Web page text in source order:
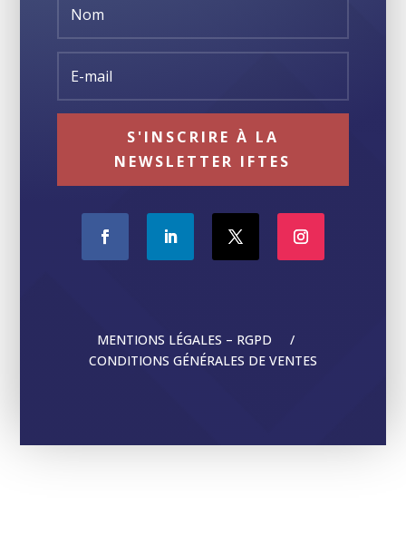
S'INSCRIRE À LA
NEWSLETTER IFTES
MENTIONS LÉGALES – RGPD /
CONDITIONS GÉNÉRALES DE VENTES